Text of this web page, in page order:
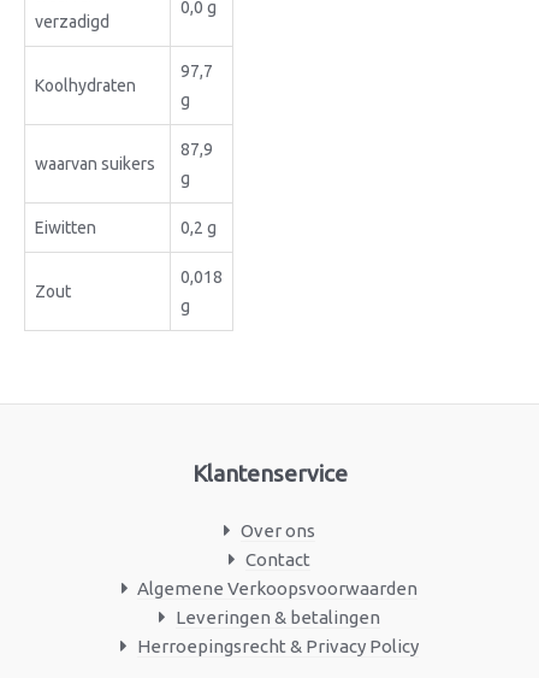
verzadigd
0,0 g
Koolhydraten
97,7
g
waarvan suikers
87,9
g
Eiwitten 0,2 g
Zout
0,018
g
Klantenservice
Over ons
Contact
Algemene Verkoopsvoorwaarden
Leveringen & betalingen
Herroepingsrecht & Privacy Policy